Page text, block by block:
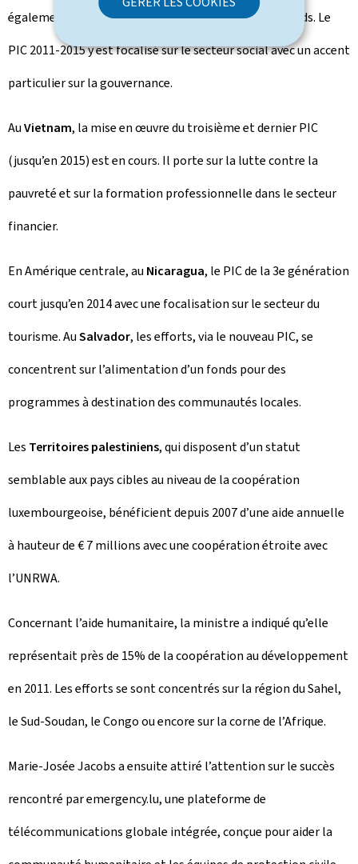
également parmi les plus importants bailleurs de fonds. Le
PIC 2011-2015 y est focalisé sur le secteur social avec un accent
particulier sur la gouvernance.
AuVietnam, la mise en œuvre du troisième et dernier PIC
(jusqu’en 2015) est en cours. Il porte sur la lutte contre la
pauvreté et sur la formation professionnelle dans le secteur
financier.
En Amérique centrale, au Nicaragua, le PIC de la 3e génération
court jusqu’en 2014 avec une focalisation sur le secteur du
tourisme. AuSalvador, les efforts, via le nouveau PIC, se
concentrent sur l’alimentation d’un fonds pour des
programmes à destination des communautés locales.
Les Territoires palestiniens, qui disposent d’un statut
semblable aux pays cibles au niveau de la coopération
luxembourgeoise, bénéficient depuis 2007 d’une aide annuelle
à hauteur de € 7 millions avec une coopération étroite avec
l’UNRWA.
Concernant l’aide humanitaire, la ministre a indiqué qu’elle
représentait près de 15% de la coopération au développement
en 2011. Les efforts se sont concentrés sur la région du Sahel,
le Sud-Soudan, le Congo ou encore sur la corne de l’Afrique.
Marie-Josée Jacobs a ensuite attiré l’attention sur le succès
rencontré par emergency.lu, une plateforme de
télécommunications globale intégrée, conçue pour aider la